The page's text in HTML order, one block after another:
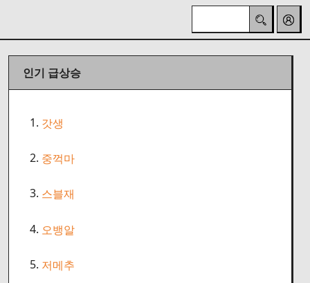
인기 급상승
1. 갓생
2. 중꺽마
3. 스블재
4. 오뱅알
5. 저메추